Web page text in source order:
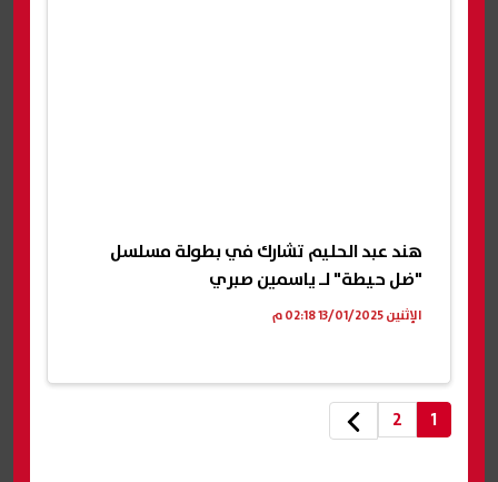
هند عبد الحليم تشارك في بطولة مسلسل
"ضل حيطة" لـ ياسمين صبري
الإثنين 13/01/2025 02:18 م
1
2